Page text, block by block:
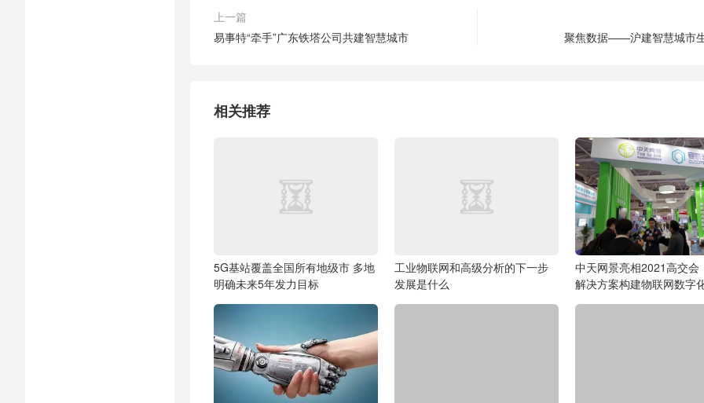
上一篇
易事特“牵手”广东铁塔公司共建智慧城市
聚焦数据——沪建智慧城市
相关推荐
5G基站覆盖全国所有地级市 多地
明确未来5年发力目标
工业物联网和高级分析的下一步
发展是什么
中天网景亮相2021高交会
解决方案构建物联网数字